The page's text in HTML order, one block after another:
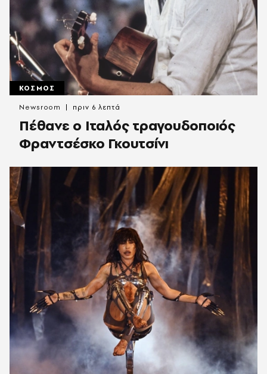
ΚΟΣΜΟΣ
Πέθανε ο Ιταλός τραγουδοποιός
Φραντσέσκο Γκουτσίνι
Newsroom πριν 6 λεπτά